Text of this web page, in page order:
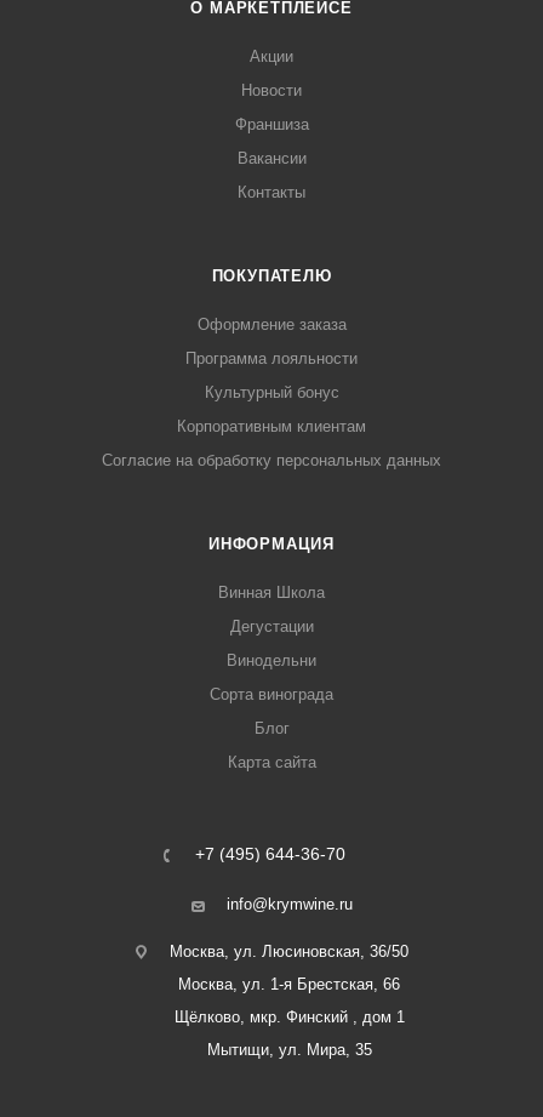
О МАРКЕТПЛЕЙСЕ
Акции
Новости
Франшиза
Вакансии
Контакты
ПОКУПАТЕЛЮ
Оформление заказа
Программа лояльности
Культурный бонус
Корпоративным клиентам
Согласие на обработку персональных данных
ИНФОРМАЦИЯ
Винная Школа
Дегустации
Винодельни
Сорта винограда
Блог
Карта сайта
+7 (495) 644-36-70
info@krymwine.ru
Москва, ул. Люсиновская, 36/50
Москва, ул. 1-я Брестская, 66
Щёлково, мкр. Финский , дом 1
Мытищи, ул. Мира, 35